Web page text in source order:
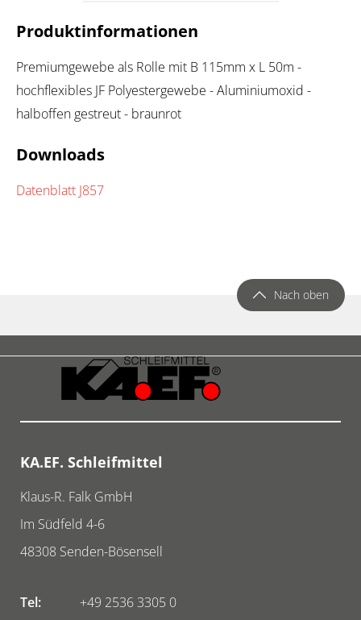
Produktinformationen
Premiumgewebe als Rolle mit B 115mm x L 50m -
hochflexibles JF Polyestergewebe - Aluminiumoxid -
halboffen gestreut - braunrot
Downloads
Datenblatt J857
Nach oben
KA.EF. Schleifmittel
Klaus-R. Falk GmbH
Im Südfeld 4-6
48308 Senden-Bösensell
Tel:
+49 2536 3305 0